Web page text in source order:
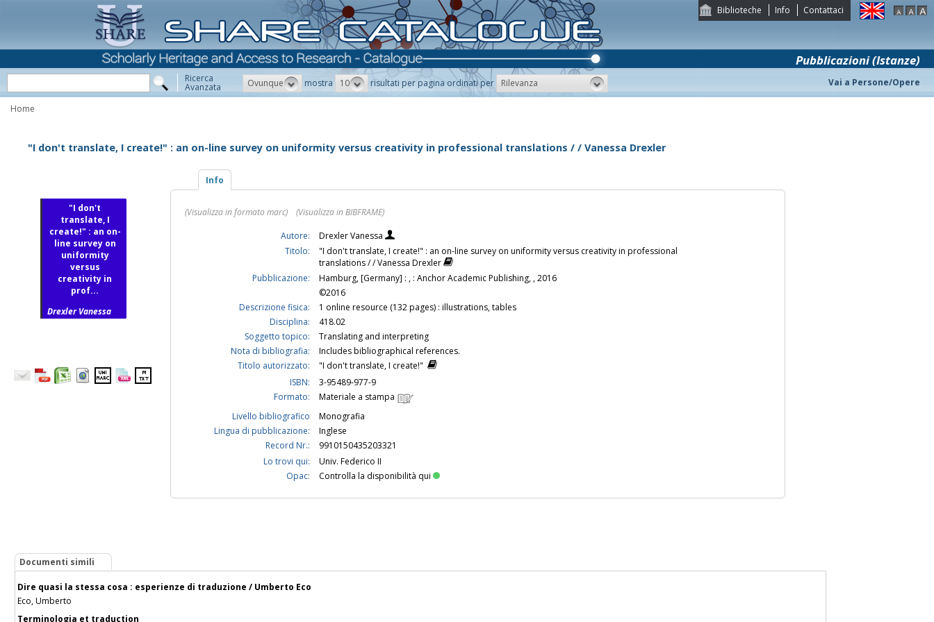
Biblioteche Info Contattaci
Pubblicazioni (Istanze)
Ricerca
Avanzata Ovunque mostra 10 risultati per pagina ordinati per Rilevanza Vai a Persone/Opere
Home
"I don't translate, I create!" : an on-line survey on uniformity versus creativity in professional translations / / Vanessa Drexler
"I don't
translate, I
create!" : an on-
line survey on
uniformity
versus
creativity in
prof...
Drexler Vanessa
Info
(Visualizza in formato marc)
(Visualizza in BIBFRAME)
Autore:
Drexler Vanessa
Titolo:
"I don't translate, I create!" : an on-line survey on uniformity versus creativity in professional
translations / / Vanessa Drexler
Pubblicazione:
Hamburg, [Germany] : , : Anchor Academic Publishing, , 2016
©2016
Descrizione fisica:
1 online resource (132 pages) : illustrations, tables
Disciplina:
418.02
Soggetto topico:
Translating and interpreting
Nota di bibliografia:
Includes bibliographical references.
Titolo autorizzato:
"I don't translate, I create!"
ISBN:
3-95489-977-9
Formato:
Materiale a stampa
Livello bibliografico
Monografia
Lingua di pubblicazione:
Inglese
Record Nr.:
9910150435203321
Lo trovi qui:
Univ. Federico II
Opac:
Controlla la disponibilità qui
Documenti simili
Dire quasi la stessa cosa : esperienze di traduzione / Umberto Eco
Eco, Umberto
Terminologia et traduction